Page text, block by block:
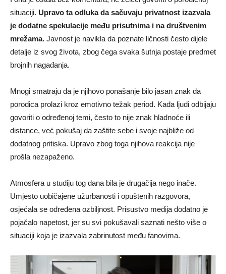
situaciji. Upravo ta odluka da sačuvaju privatnost izazvala
je dodatne spekulacije među prisutnima i na društvenim
mrežama. Javnost je navikla da poznate ličnosti često dijele
detalje iz svog života, zbog čega svaka šutnja postaje predmet
brojnih nagađanja.
Mnogi smatraju da je njihovo ponašanje bilo jasan znak da
porodica prolazi kroz emotivno težak period. Kada ljudi odbijaju
govoriti o određenoj temi, često to nije znak hladnoće ili
distance, već pokušaj da zaštite sebe i svoje najbliže od
dodatnog pritiska. Upravo zbog toga njihova reakcija nije
prošla nezapaženo.
Atmosfera u studiju tog dana bila je drugačija nego inače.
Umjesto uobičajene užurbanosti i opuštenih razgovora,
osjećala se određena ozbiljnost. Prisustvo medija dodatno je
pojačalo napetost, jer su svi pokušavali saznati nešto više o
situaciji koja je izazvala zabrinutost među fanovima.